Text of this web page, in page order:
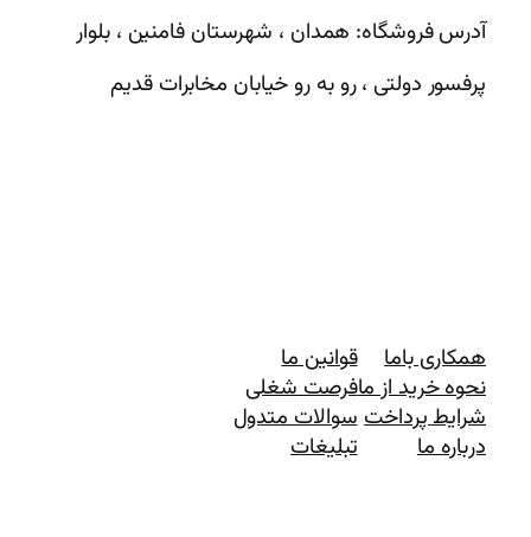
آدرس فروشگاه: همدان ، شهرستان فامنین ، بلوار
پرفسور دولتی ، رو به رو خیابان مخابرات قدیم
همکاری باما
نحوه خرید از ما
شرایط پرداخت
درباره ما
قوانین ما
فرصت شغلی
سوالات متدول
تبلیغات